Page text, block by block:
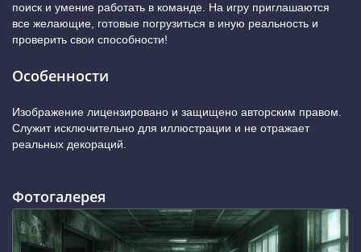
поиск и умение работать в команде. На игру приглашаются
все желающие, готовые погрузиться в иную реальность и
проверить свои способности!
Особенности
Изображение лицензировано и защищено авторским правом.
Служит исключительно для иллюстрации и не отражает
реальных декораций.
Фотогалерея